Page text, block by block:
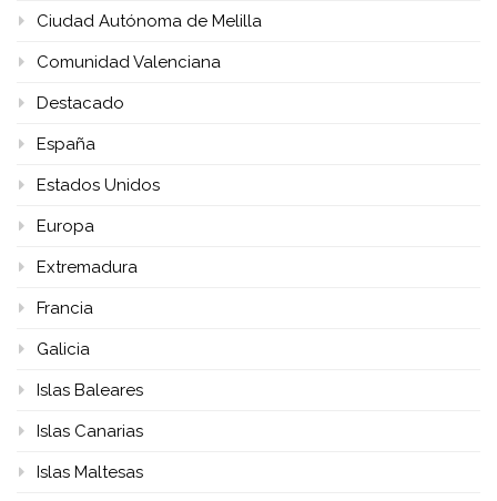
Ciudad Autónoma de Melilla
Comunidad Valenciana
Destacado
España
Estados Unidos
Europa
Extremadura
Francia
Galicia
Islas Baleares
Islas Canarias
Islas Maltesas